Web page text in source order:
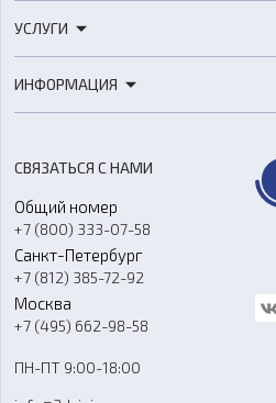
3D-сканеры
Расходные материалы
Оборудование и материалы для
Аксессуары и прочее оборудование
Программное обеспечение
УСЛУГИ
3D-моделирование
Ремонт и услуги
ИНФОРМАЦИЯ
О компании
Контакты
Гос. закупки
Стать дилером
Блог
СВЯЗАТЬСЯ С НАМИ
Общий номер
+7 (800) 333-07-58
Санкт-Петербург
+7 (812) 385-72-92
Москва
+7 (495) 662-98-58
ПН-ПТ 9:00-18:00